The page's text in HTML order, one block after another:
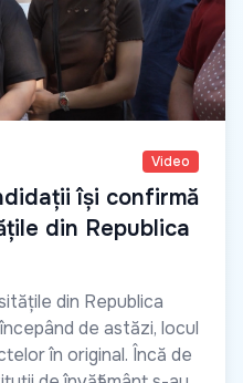
Video
își confirmă
din Republica
din Republica
de astăzi, locul
în original. Încă de